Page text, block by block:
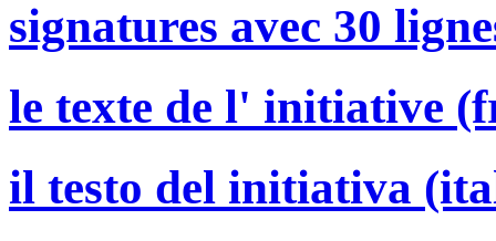
signatures avec 30
le texte de l' initiative
il testo del initiativa